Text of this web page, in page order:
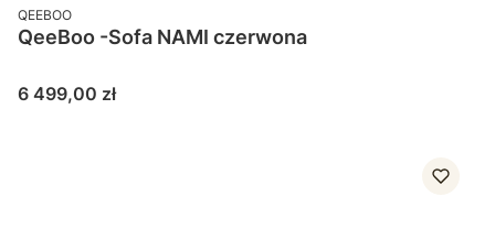
PRODUCENT
QEEBOO
QeeBoo -Sofa NAMI czerwona
Cena
6 499,00 zł